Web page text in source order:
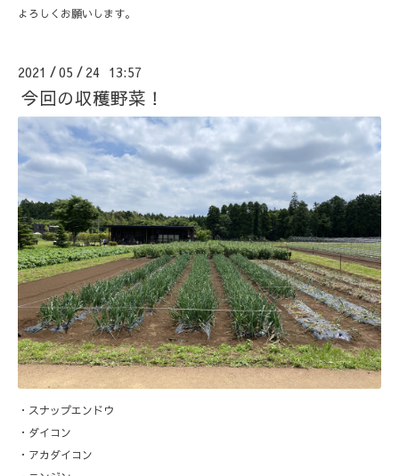
よろしくお願いします。
2021 /05 / 24 13:57
今回の収穫野菜！
・スナップエンドウ
・ダイコン
・アカダイコン